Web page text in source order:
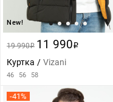
New!
19 990i 11 990i
Куртка Vizani
46 56 58
-41%